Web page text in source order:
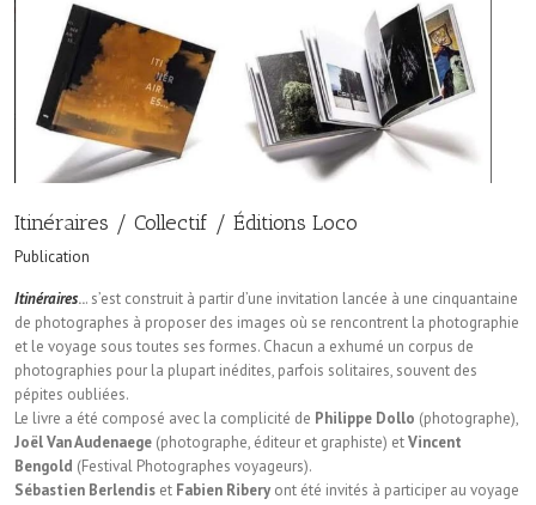
Itinéraires / Collectif / Éditions Loco
Publication
Itinéraires... s’est construit à partir d’une invitation lancée à une cinquantaine
de photographes à proposer des images où se rencontrent la photographie
et le voyage sous toutes ses formes. Chacun a exhumé un corpus de
photographies pour la plupart inédites, parfois solitaires, souvent des
pépites oubliées.
Le livre a été composé avec la complicité de Philippe Dollo (photographe),
Joël Van Audenaege (photographe, éditeur et graphiste) etVincent
Bengold (Festival Photographes voyageurs).
Sébastien Berlendis et Fabien Ribery ont été invités à participer au voyage